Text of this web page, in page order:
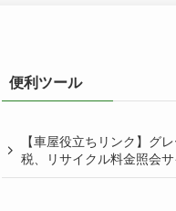
便利ツール
【車屋役立ちリンク】グ
税、リサイクル料金照会